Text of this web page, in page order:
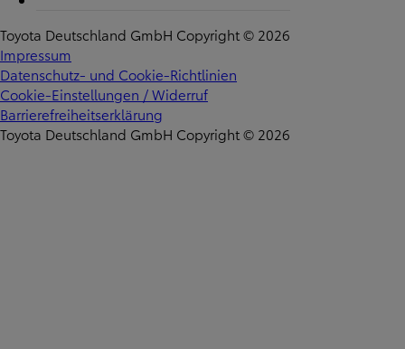
Toyota Deutschland GmbH Copyright © 2026
Impressum
Datenschutz- und Cookie-Richtlinien
Cookie-Einstellungen / Widerruf
Barrierefreiheitserklärung
Toyota Deutschland GmbH Copyright © 2026